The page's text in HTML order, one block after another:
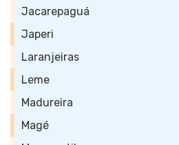
Jacarepaguá
Japeri
Laranjeiras
Leme
Madureira
Magé